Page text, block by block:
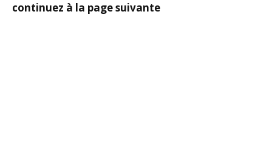
continuez à la page suivante